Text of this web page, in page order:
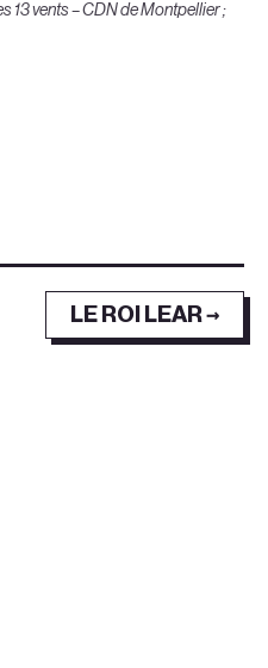
13 vents – CDN de Montpellier ;
LE ROI LEAR →